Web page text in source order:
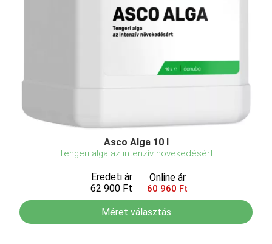
Asco Alga 10 l
Tengeri alga az intenzív növekedésért
Eredeti ár
62 900 Ft
Online ár
60 960 Ft
Méret választás